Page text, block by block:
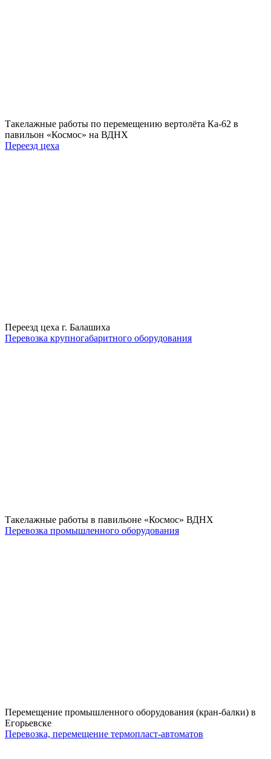
Такелажные работы по перемещению вертолёта Ка-62 в
павильон «Космос» на ВДНХ
Переезд цеха
Переезд цеха г. Балашиха
Перевозка крупногабаритного оборудования
Такелажные работы в павильоне «Космос» ВДНХ
Перевозка промышленного оборудования
Перемещение промышленного оборудования (кран-балки) в
Егорьевске
Перевозка, перемещение термопласт-автоматов